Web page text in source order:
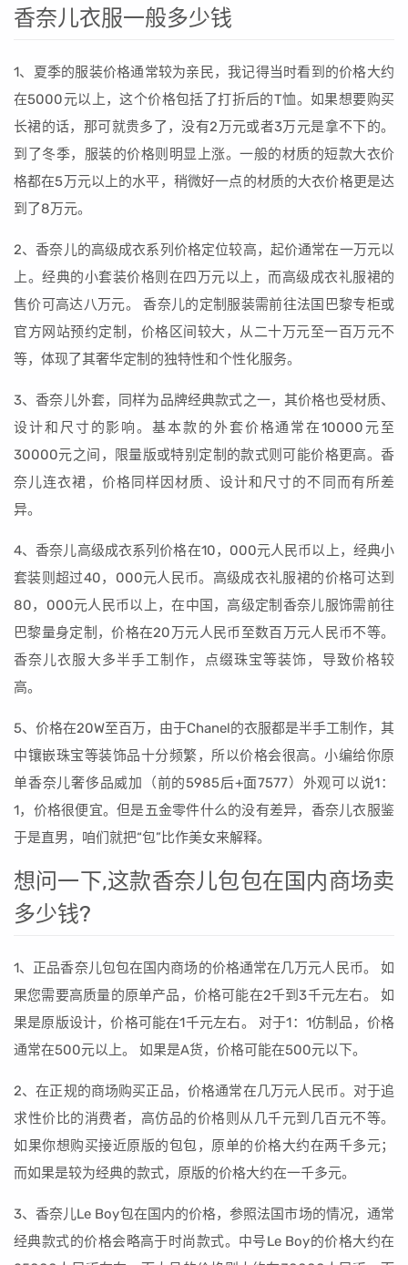
香奈儿衣服一般多少钱
1、夏季的服装价格通常较为亲民，我记得当时看到的价格大约
在5000元以上，这个价格包括了打折后的T恤。如果想要购买
长裙的话，那可就贵多了，没有2万元或者3万元是拿不下的。
到了冬季，服装的价格则明显上涨。一般的材质的短款大衣价
格都在5万元以上的水平，稍微好一点的材质的大衣价格更是达
到了8万元。
2、香奈儿的高级成衣系列价格定位较高，起价通常在一万元以
上。经典的小套装价格则在四万元以上，而高级成衣礼服裙的
售价可高达八万元。 香奈儿的定制服装需前往法国巴黎专柜或
官方网站预约定制，价格区间较大，从二十万元至一百万元不
等，体现了其奢华定制的独特性和个性化服务。
3、香奈儿外套，同样为品牌经典款式之一，其价格也受材质、
设计和尺寸的影响。基本款的外套价格通常在10000元至
30000元之间，限量版或特别定制的款式则可能价格更高。香
奈儿连衣裙，价格同样因材质、设计和尺寸的不同而有所差
异。
4、香奈儿高级成衣系列价格在10，000元人民币以上，经典小
套装则超过40，000元人民币。高级成衣礼服裙的价格可达到
80，000元人民币以上，在中国，高级定制香奈儿服饰需前往
巴黎量身定制，价格在20万元人民币至数百万元人民币不等。
香奈儿衣服大多半手工制作，点缀珠宝等装饰，导致价格较
高。
5、价格在20W至百万，由于Chanel的衣服都是半手工制作，其
中镶嵌珠宝等装饰品十分频繁，所以价格会很高。小编给你原
单香奈儿奢侈品威加（前的5985后+面7577）外观可以说1：
1，价格很便宜。但是五金零件什么的没有差异，香奈儿衣服鉴
于是直男，咱们就把“包”比作美女来解释。
想问一下,这款香奈儿包包在国内商场卖
多少钱?
1、正品香奈儿包包在国内商场的价格通常在几万元人民币。 如
果您需要高质量的原单产品，价格可能在2千到3千元左右。 如
果是原版设计，价格可能在1千元左右。 对于1：1仿制品，价格
通常在500元以上。 如果是A货，价格可能在500元以下。
2、在正规的商场购买正品，价格通常在几万元人民币。对于追
求性价比的消费者，高仿品的价格则从几千元到几百元不等。
如果你想购买接近原版的包包，原单的价格大约在两千多元；
而如果是较为经典的款式，原版的价格大约在一千多元。
3、香奈儿Le Boy包在国内的价格，参照法国市场的情况，通常
经典款式的价格会略高于时尚款式。中号Le Boy的价格大约在